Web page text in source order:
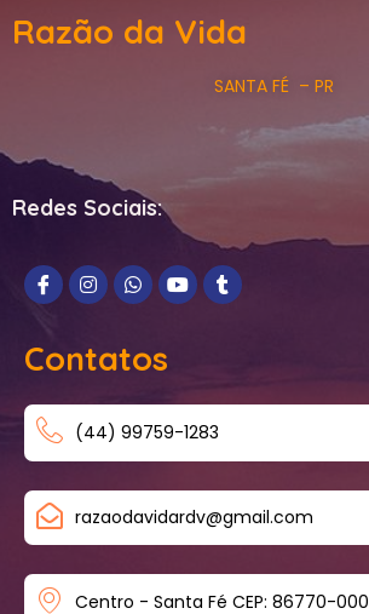
Razão da Vida
SANTA FÉ – PR
Redes Sociais:
Contatos
(44) 99759-1283
razaodavidardv@gmail.com
Centro - Santa Fé CEP: 86770-000